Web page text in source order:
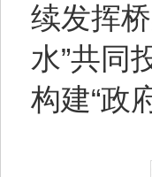
续发挥
水”共同
构建“政